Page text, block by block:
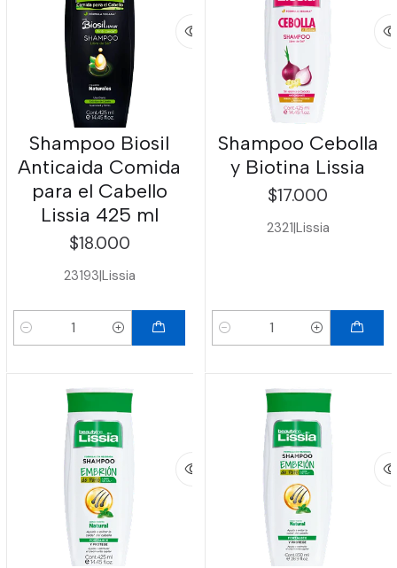
Shampoo Biosil
Anticaida Comida
para el Cabello
Lissia 425 ml
$18.000
23193|Lissia
Cantidad
Shampoo Cebolla
y Biotina Lissia
$17.000
2321|Lissia
Cantidad